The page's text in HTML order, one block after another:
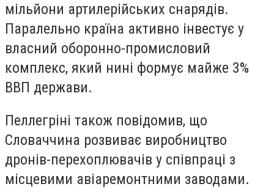
мільйони артилерійських снарядів.
Паралельно країна активно інвестує у
власний оборонно-промисловий
комплекс, який нині формує майже 3%
ВВП держави.
Пеллегріні також повідомив, що
Словаччина розвиває виробництво
дронів-перехоплювачів у співпраці з
місцевими авіаремонтними заводами.